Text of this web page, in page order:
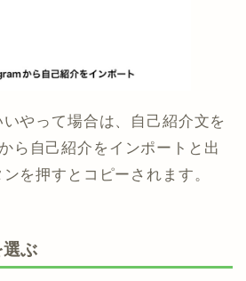
やって場合は、自己紹介文を
ら自己紹介をインポートと出
を押すとコピーされます。
選ぶ